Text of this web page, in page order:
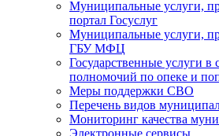
Муниципальные услуги,
портал Госуслуг
Муниципальные услуги,
ГБУ МФЦ
Государственные услуги в
полномочий по опеке и
Меры поддержки СВО
Перечень видов
Мониторинг качества
Электронные сервисы